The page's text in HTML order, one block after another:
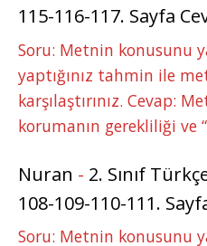
115-116-117. Sayfa
Soru: Metnin konusunu
yaptığınız tahmin ile
karşılaştırınız. Cevap:
korumanın gerekliliği ve
Nuran - 2. Sınıf
108-109-110-111.
Soru: Metnin konusunu